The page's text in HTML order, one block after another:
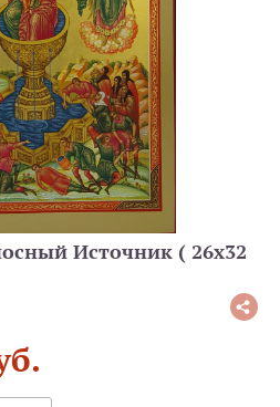
ОБРАТНЫЙ
Источник ( 26х32